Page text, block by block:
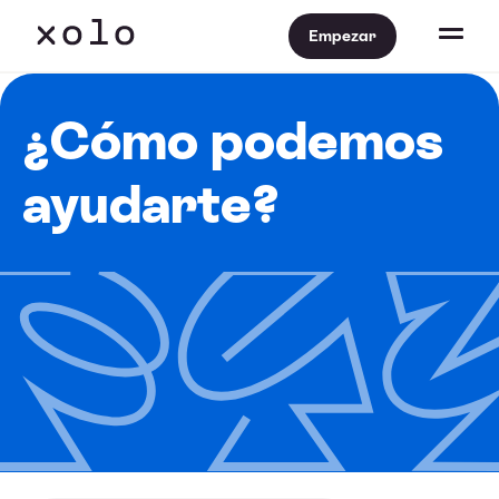
Empezar
¿Cómo podemos
ayudarte?